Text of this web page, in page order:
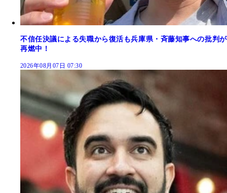
不信任決議による失職から復活も兵庫県・斉藤知事への批判が
再燃中！
2026年08月07日 07:30